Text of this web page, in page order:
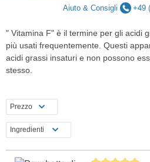
Aiuto & Consigli +49
" Vitamina F" è il termine per gli acidi
più usati frequentemente. Questi
acidi grassi insaturi e non possono
stesso.
Prezzo
Ingredienti